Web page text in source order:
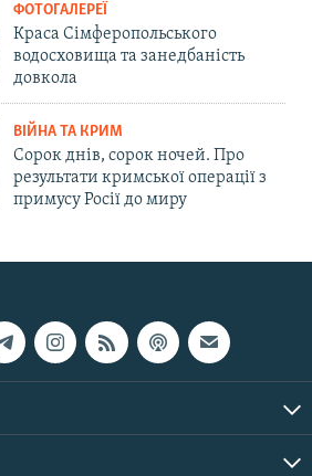
ФОТОГАЛЕРЕЇ
Краса Сімферопольського
водосховища та занедбаність
довкола
ВІЙНА ТА КРИМ
Сорок днів, сорок ночей. Про
результати кримської операції з
примусу Росії до миру